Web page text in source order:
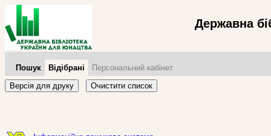
Державна
Пошук Відібрані
Персональний кабінет
Версія для друку
Очистити список